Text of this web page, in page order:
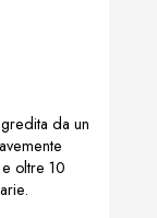
da un
oltre 10